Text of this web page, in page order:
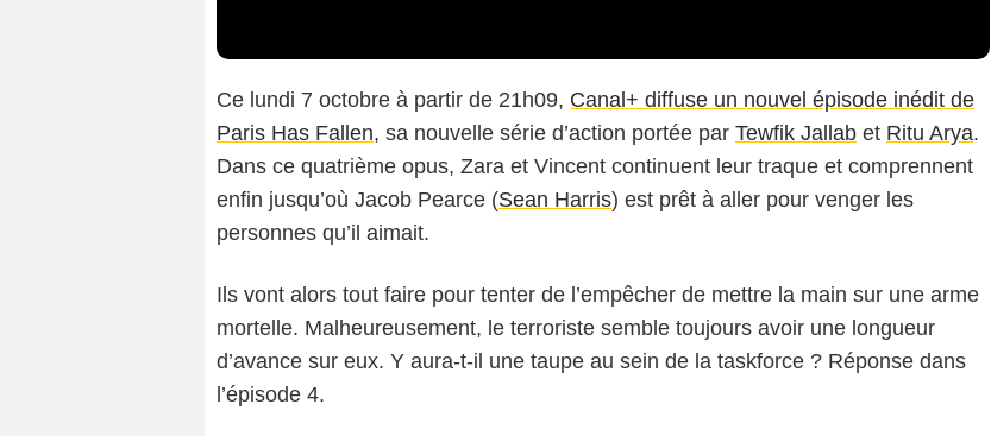
Ce lundi 7 octobre à partir de 21h09, Canal+ diffuse un nouvel épisode inédit de
Paris Has Fallen, sa nouvelle série d’action portée par Tewfik Jallab et Ritu Arya.
Dans ce quatrième opus, Zara et Vincent continuent leur traque et comprennent
enfin jusqu’où Jacob Pearce (Sean Harris) est prêt à aller pour venger les
personnes qu’il aimait.
Ils vont alors tout faire pour tenter de l’empêcher de mettre la main sur une arme
mortelle. Malheureusement, le terroriste semble toujours avoir une longueur
d’avance sur eux. Y aura-t-il une taupe au sein de la taskforce ? Réponse dans
l’épisode 4.